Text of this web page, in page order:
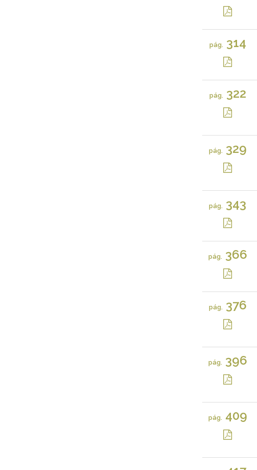
pág.314
pág.322
pág.329
pág. 343
pág.366
pág.376
pág.396
pág.409